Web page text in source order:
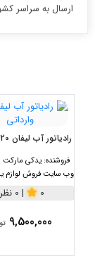
ارسال به سراسر کشور 1 روزه و تهران 1
رادیاتور آب لیفان 620 وارداتی
فروشنده: یدکی مارکت
وب سایت فروش لوازم
0
| 0 نظر
9,500,000